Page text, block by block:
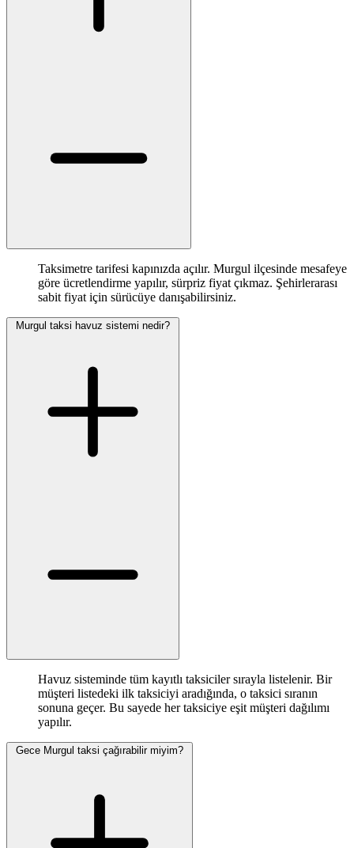
Taksimetre tarifesi kapınızda açılır. Murgul ilçesinde mesafeye
göre ücretlendirme yapılır, sürpriz fiyat çıkmaz. Şehirlerarası
sabit fiyat için sürücüye danışabilirsiniz.
Murgul taksi havuz sistemi nedir?
Havuz sisteminde tüm kayıtlı taksiciler sırayla listelenir. Bir
müşteri listedeki ilk taksiciyi aradığında, o taksici sıranın
sonuna geçer. Bu sayede her taksiciye eşit müşteri dağılımı
yapılır.
Gece Murgul taksi çağırabilir miyim?